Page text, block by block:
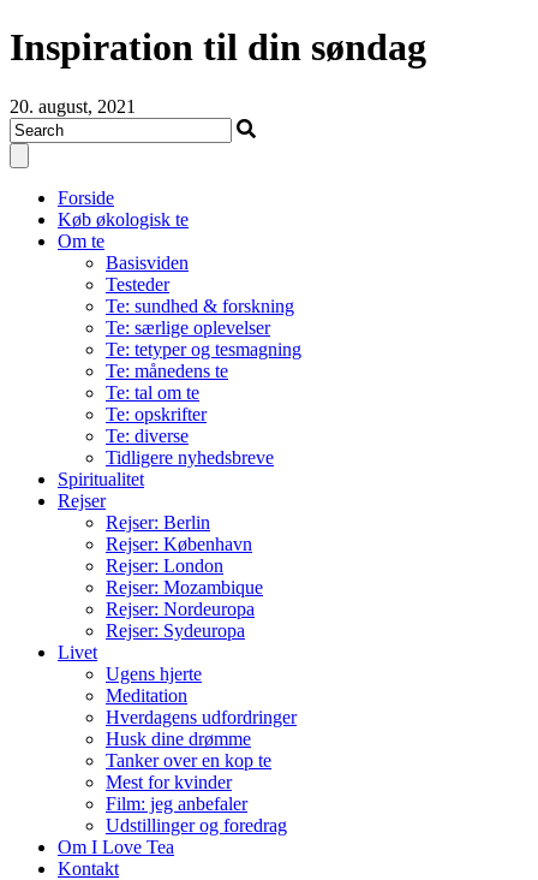
Inspiration til din søndag
20. august, 2021
Forside
Køb økologisk te
Om te
Basisviden
Testeder
Te: sundhed & forskning
Te: særlige oplevelser
Te: tetyper og tesmagning
Te: månedens te
Te: tal om te
Te: opskrifter
Te: diverse
Tidligere nyhedsbreve
Spiritualitet
Rejser
Rejser: Berlin
Rejser: København
Rejser: London
Rejser: Mozambique
Rejser: Nordeuropa
Rejser: Sydeuropa
Livet
Ugens hjerte
Meditation
Hverdagens udfordringer
Husk dine drømme
Tanker over en kop te
Mest for kvinder
Film: jeg anbefaler
Udstillinger og foredrag
Om I Love Tea
Kontakt